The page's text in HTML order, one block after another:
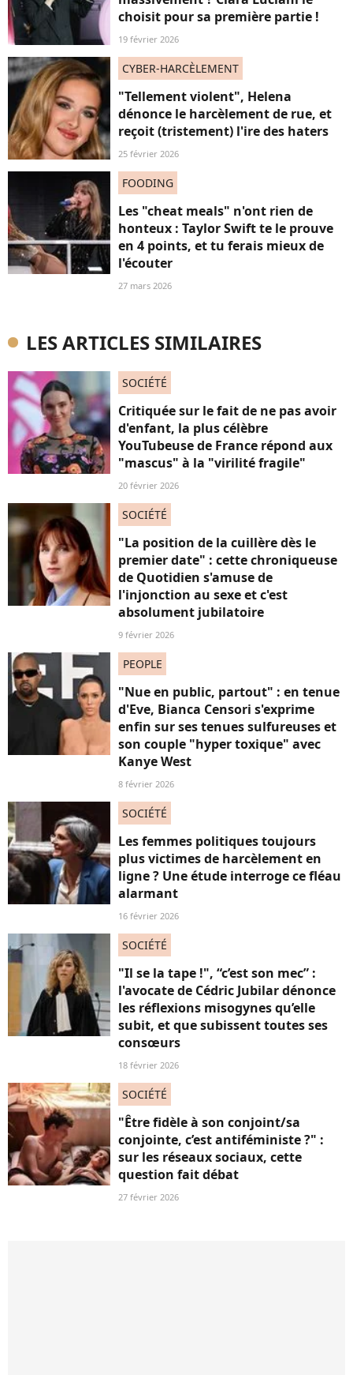
choisit pour sa première partie !
19 février 2026
CYBER-HARCÈLEMENT
"Tellement violent", Helena
dénonce le harcèlement de rue, et
reçoit (tristement) l'ire des haters
25 février 2026
FOODING
Les "cheat meals" n'ont rien de
honteux : Taylor Swift te le prouve
en 4 points, et tu ferais mieux de
l'écouter
27 mars 2026
LES ARTICLES SIMILAIRES
SOCIÉTÉ
Critiquée sur le fait de ne pas avoir
d'enfant, la plus célèbre
YouTubeuse de France répond aux
"mascus" à la "virilité fragile"
20 février 2026
SOCIÉTÉ
"La position de la cuillère dès le
premier date" : cette chroniqueuse
de Quotidien s'amuse de
l'injonction au sexe et c'est
absolument jubilatoire
9 février 2026
PEOPLE
"Nue en public, partout" : en tenue
d'Eve, Bianca Censori s'exprime
enfin sur ses tenues sulfureuses et
son couple "hyper toxique" avec
Kanye West
8 février 2026
SOCIÉTÉ
Les femmes politiques toujours
plus victimes de harcèlement en
ligne ? Une étude interroge ce fléau
alarmant
16 février 2026
SOCIÉTÉ
"Il se la tape !", “c’est son mec” :
l'avocate de Cédric Jubilar dénonce
les réflexions misogynes qu’elle
subit, et que subissent toutes ses
consœurs
18 février 2026
SOCIÉTÉ
"Être fidèle à son conjoint/sa
conjointe, c’est antiféministe ?" :
sur les réseaux sociaux, cette
question fait débat
27 février 2026